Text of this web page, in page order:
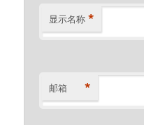
显示名称 *
邮箱 *